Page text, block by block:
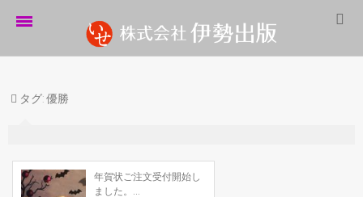
伊勢出版だより
制作実績
タグ:優勝
年賀状ご注文受付開始し
ました。...